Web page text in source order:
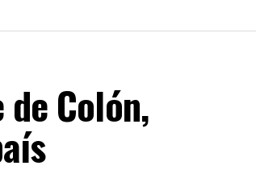
Colón,